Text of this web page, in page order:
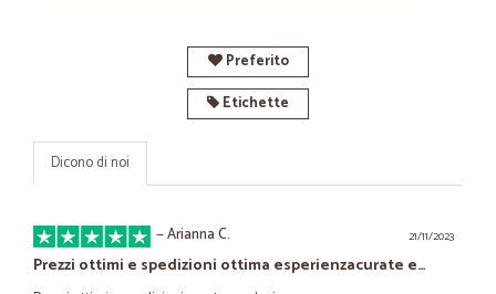
Preferito
Etichette
Dicono di noi
21/11/2023
—Arianna C.
Prezzi ottimi e spedizioni ottima esperienzacurate e…